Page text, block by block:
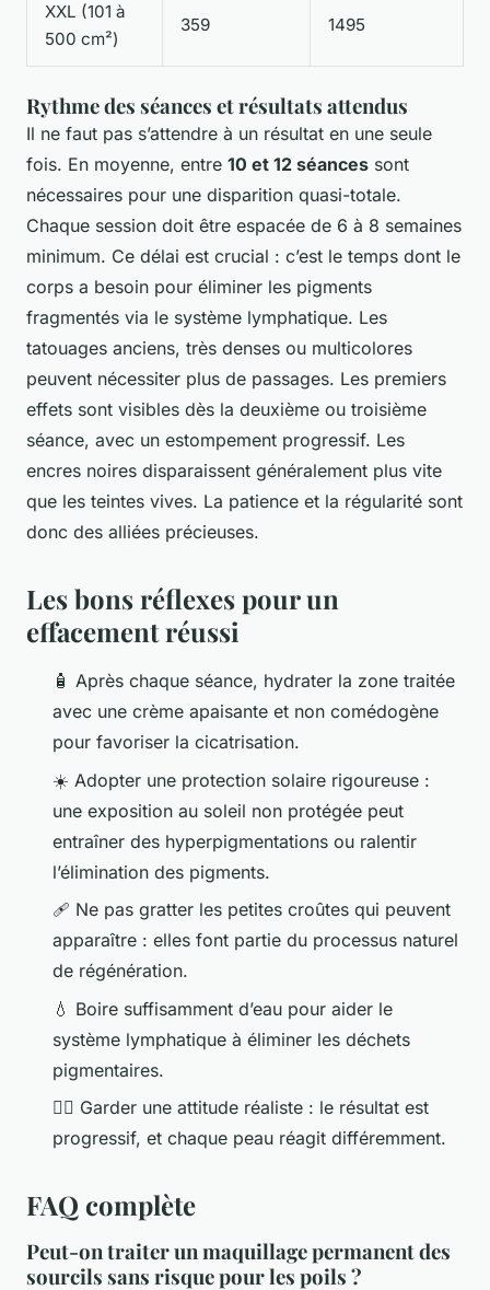
XXL (101 à
500 cm²)
359 1495
Rythme des séances et résultats attendus
Il ne faut pas s’attendre à un résultat en une seule
fois. En moyenne, entre 10 et 12 séances sont
nécessaires pour une disparition quasi-totale.
Chaque session doit être espacée de 6 à 8 semaines
minimum. Ce délai est crucial : c’est le temps dont le
corps a besoin pour éliminer les pigments
fragmentés via le système lymphatique. Les
tatouages anciens, très denses ou multicolores
peuvent nécessiter plus de passages. Les premiers
effets sont visibles dès la deuxième ou troisième
séance, avec un estompement progressif. Les
encres noires disparaissent généralement plus vite
que les teintes vives. La patience et la régularité sont
donc des alliées précieuses.
Les bons réflexes pour un
effacement réussi
🧴 Après chaque séance, hydrater la zone traitée
avec une crème apaisante et non comédogène
pour favoriser la cicatrisation.
☀️ Adopter une protection solaire rigoureuse :
une exposition au soleil non protégée peut
entraîner des hyperpigmentations ou ralentir
l’élimination des pigments.
🩹 Ne pas gratter les petites croûtes qui peuvent
apparaître : elles font partie du processus naturel
de régénération.
💧 Boire suffisamment d’eau pour aider le
système lymphatique à éliminer les déchets
pigmentaires.
🧘‍♀️ Garder une attitude réaliste : le résultat est
progressif, et chaque peau réagit différemment.
FAQ complète
Peut-on traiter un maquillage permanent des
sourcils sans risque pour les poils ?